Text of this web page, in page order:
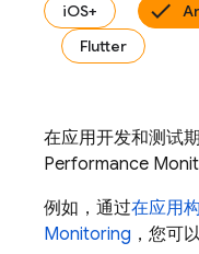
iOS+
Flutter
在应用开发和测试
Performance
例如，通过在应用
Monitoring ，您可